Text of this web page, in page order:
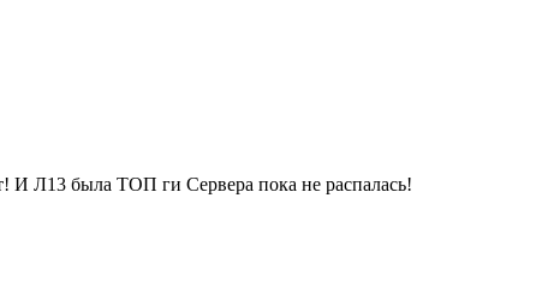
И Л13 была ТОП ги Сервера пока не распалась!